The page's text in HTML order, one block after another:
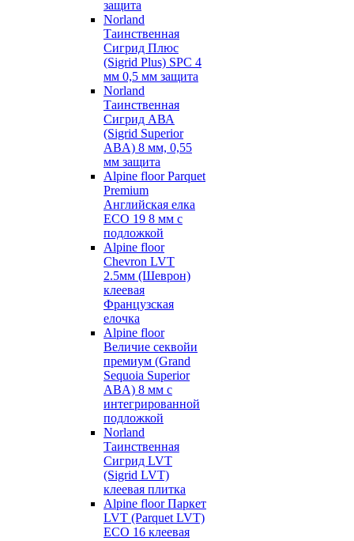
защита
Norland
Таинственная
Сигрид Плюс
(Sigrid Plus) SPC 4
мм 0,5 мм защита
Norland
Таинственная
Сигрид АВА
(Sigrid Superior
ABA) 8 мм, 0,55
мм защита
Alpine floor Parquet
Premium
Английская елка
ECO 19 8 мм с
подложкой
Alpine floor
Chevron LVT
2.5мм (Шеврон)
клеевая
Французская
елочка
Alpine floor
Величие секвойи
премиум (Grand
Sequoia Superior
ABA) 8 мм с
интегрированной
подложкой
Norland
Таинственная
Сигрид LVT
(Sigrid LVT)
клеевая плитка
Alpine floor Паркет
LVT (Parquet LVT)
ECO 16 клеевая